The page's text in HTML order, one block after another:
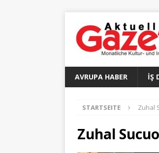
AVRUPA HABER İŞ
STARTSEITE Zuhal
Zuhal